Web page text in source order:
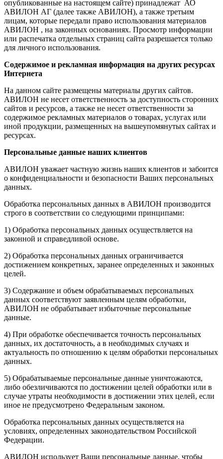
опубликованные на настоящем сайте) принадлежат АО
АВИЛОН АГ (далее также АВИЛОН), а также третьим
лицам, которые передали право использования материалов
АВИЛОН , на законных основаниях. Просмотр информации
или распечатка отдельных страниц сайта разрешается только
для личного использования.
Содержимое и рекламная информация на других ресурсах
Интернета
На данном сайте размещены материалы других сайтов.
АВИЛОН не несет ответственность за доступность сторонних
сайтов и ресурсов, а также не несет ответственности за
содержимое рекламных материалов о товарах, услугах или
иной продукции, размещенных на вышеупомянутых сайтах и
ресурсах.
Персональные данные наших клиентов
АВИЛОН уважает частную жизнь наших клиентов и забоится
о конфиденциальности и безопасности Ваших персональных
данных.
Обработка персональных данных в АВИЛОН производится
строго в соответствии со следующими принципами:
1) Обработка персональных данных осуществляется на
законной и справедливой основе.
2) Обработка персональных данных ограничивается
достижением конкретных, заранее определенных и законных
целей.
3) Содержание и объем обрабатываемых персональных
данных соответствуют заявленным целям обработки,
АВИЛОН не обрабатывает избыточные персональные
данные.
4) При обработке обеспечивается точность персональных
данных, их достаточность, а в необходимых случаях и
актуальность по отношению к целям обработки персональных
данных.
5) Обрабатываемые персональные данные уничтожаются,
либо обезличиваются по достижении целей обработки или в
случае утраты необходимости в достижении этих целей, если
иное не предусмотрено Федеральным законом.
Обработка персональных данных осуществляется на
условиях, определенных законодательством Российской
Федерации.
АВИЛОН использует Ваши персональные данные, чтобы